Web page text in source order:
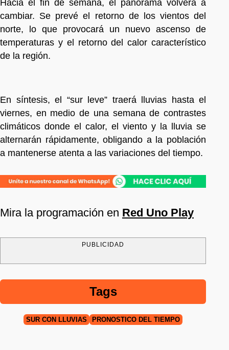
Hacia el fin de semana, el panorama volverá a
cambiar. Se prevé el retorno de los vientos del
norte, lo que provocará un nuevo ascenso de
temperaturas y el retorno del calor característico
de la región.
En síntesis, el “sur leve” traerá lluvias hasta el
viernes, en medio de una semana de contrastes
climáticos donde el calor, el viento y la lluvia se
alternarán rápidamente, obligando a la población
a mantenerse atenta a las variaciones del tiempo.
Mira la programación en Red Uno Play
PUBLICIDAD
Tags
SUR CON LLUVIAS PRÓNOSTICO DEL TIEMPO